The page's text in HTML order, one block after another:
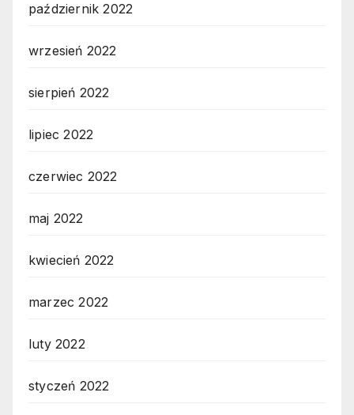
październik 2022
wrzesień 2022
sierpień 2022
lipiec 2022
czerwiec 2022
maj 2022
kwiecień 2022
marzec 2022
luty 2022
styczeń 2022